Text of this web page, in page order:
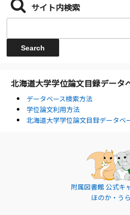
サイト内検索
北海道大学学位論文目録データ
データベース検索方法
学位論文利用方法
北海道大学学位論文目録データベ
附属図書館 公式キ
ほのか・う